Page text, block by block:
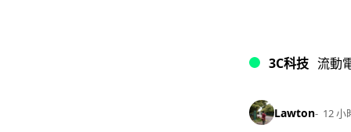
3C科技 流動
Lawton 12 小